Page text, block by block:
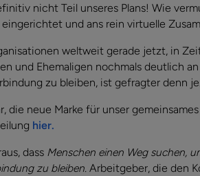
nicht Teil unseres Plans! Wie
und ans rein virtuelle
weltweit gerade jetzt, in
und Ehemaligen nochmals deutlich
zu bleiben, ist gefragter denn je.
die neue Marke für unser
hier.
dass Menschen einen Weg suchen,
zu bleiben. Arbeitgeber, die den